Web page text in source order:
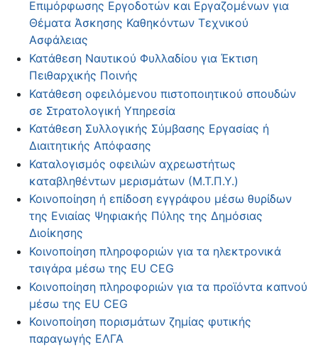
Επιμόρφωσης Εργοδοτών και Εργαζομένων για
Θέματα Άσκησης Καθηκόντων Τεχνικού
Ασφάλειας
Κατάθεση Ναυτικού Φυλλαδίου για Έκτιση
Πειθαρχικής Ποινής
Κατάθεση οφειλόμενου πιστοποιητικού σπουδών
σε Στρατολογική Υπηρεσία
Κατάθεση Συλλογικής Σύμβασης Εργασίας ή
Διαιτητικής Απόφασης
Καταλογισμός οφειλών αχρεωστήτως
καταβληθέντων μερισμάτων (Μ.Τ.Π.Υ.)
Κοινοποίηση ή επίδοση εγγράφου μέσω θυρίδων
της Ενιαίας Ψηφιακής Πύλης της Δημόσιας
Διοίκησης
Κοινοποίηση πληροφοριών για τα ηλεκτρονικά
τσιγάρα μέσω της EU CEG
Κοινοποίηση πληροφοριών για τα προϊόντα καπνού
μέσω της EU CEG
Κοινοποίηση πορισμάτων ζημίας φυτικής
παραγωγής ΕΛΓΑ